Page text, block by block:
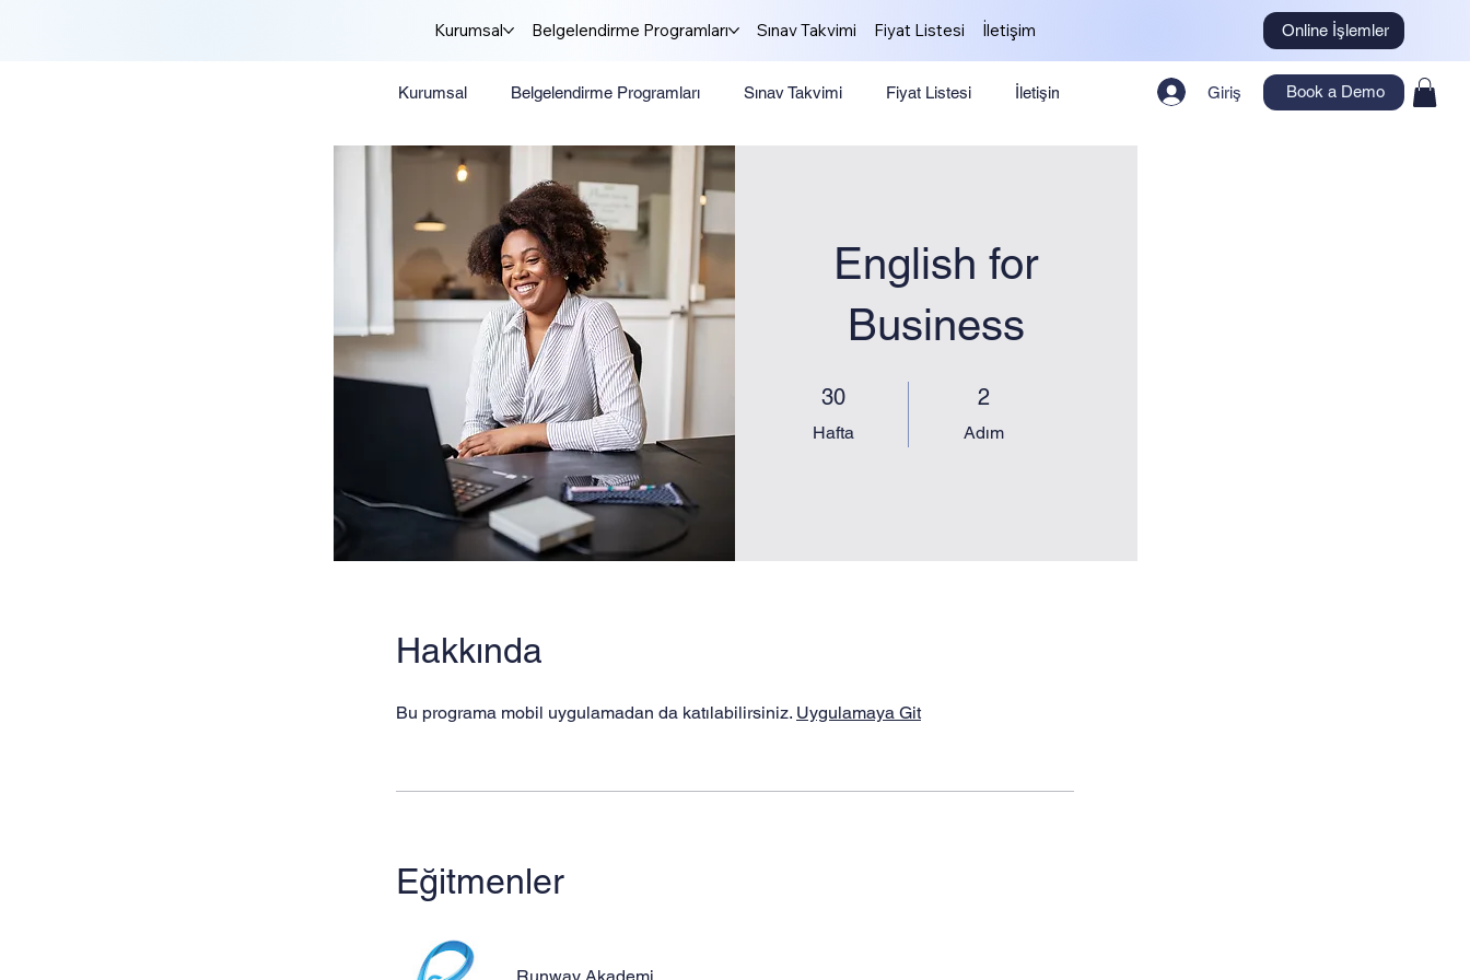
Kurumsal Belgelendirme Programları Sınav Takvimi Fiyat Listesi İletişim Giriş Book a Demo
Kurumsal Belgelendirme Programları Sınav Takvimi Fiyat Listesi İletişim Online İşlemler
English for
Business
30
Hafta
30 Hafta 2
Adım
2 Adım
Hakkında
Bu programa mobil uygulamadan da katılabilirsiniz. Uygulamaya Git
Eğitmenler
Runway Akademi